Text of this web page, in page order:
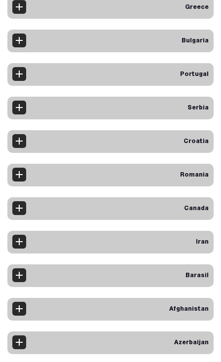
Greece
Bulgaria
Portugal
Serbia
Croatia
Romania
Canada
Iran
Barasil
Afghanistan
Azerbaijan